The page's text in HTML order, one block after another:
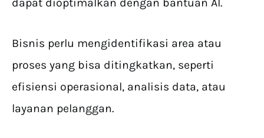
Bisnis perlu mengidentifikasi area atau
proses yang bisa ditingkatkan, seperti
efisiensi operasional, analisis data, atau
layanan pelanggan.